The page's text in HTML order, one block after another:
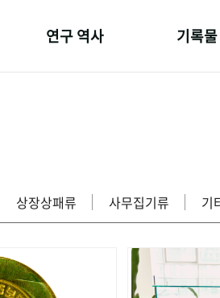
연구 역사
간행물 변천사
기록
영
상장상패류 사무집기류 기